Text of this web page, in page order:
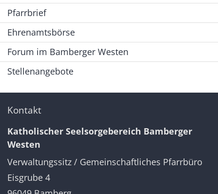
Pfarrbrief
Ehrenamtsbörse
Forum im Bamberger Westen
Stellenangebote
Kontakt
Katholischer Seelsorgebereich Bamberger
Westen
Verwaltungssitz / Gemeinschaftliches Pfarrbüro
Eisgrube 4